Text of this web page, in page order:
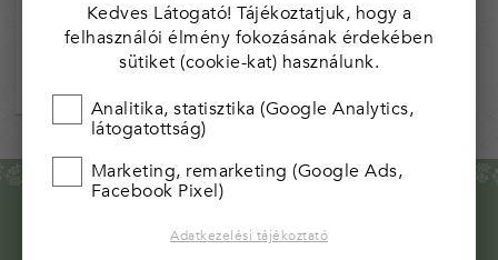
RÓLUNK
Kedves Látogató! Tájékoztatjuk, hogy a
felhasználói élmény fokozásának érdekében
sütiket (cookie-kat) használunk.
Analitika, statisztika (Google Analytics,
látogatottság)
Marketing, remarketing (Google Ads,
Facebook Pixel)
Adatkezelési tájékoztató